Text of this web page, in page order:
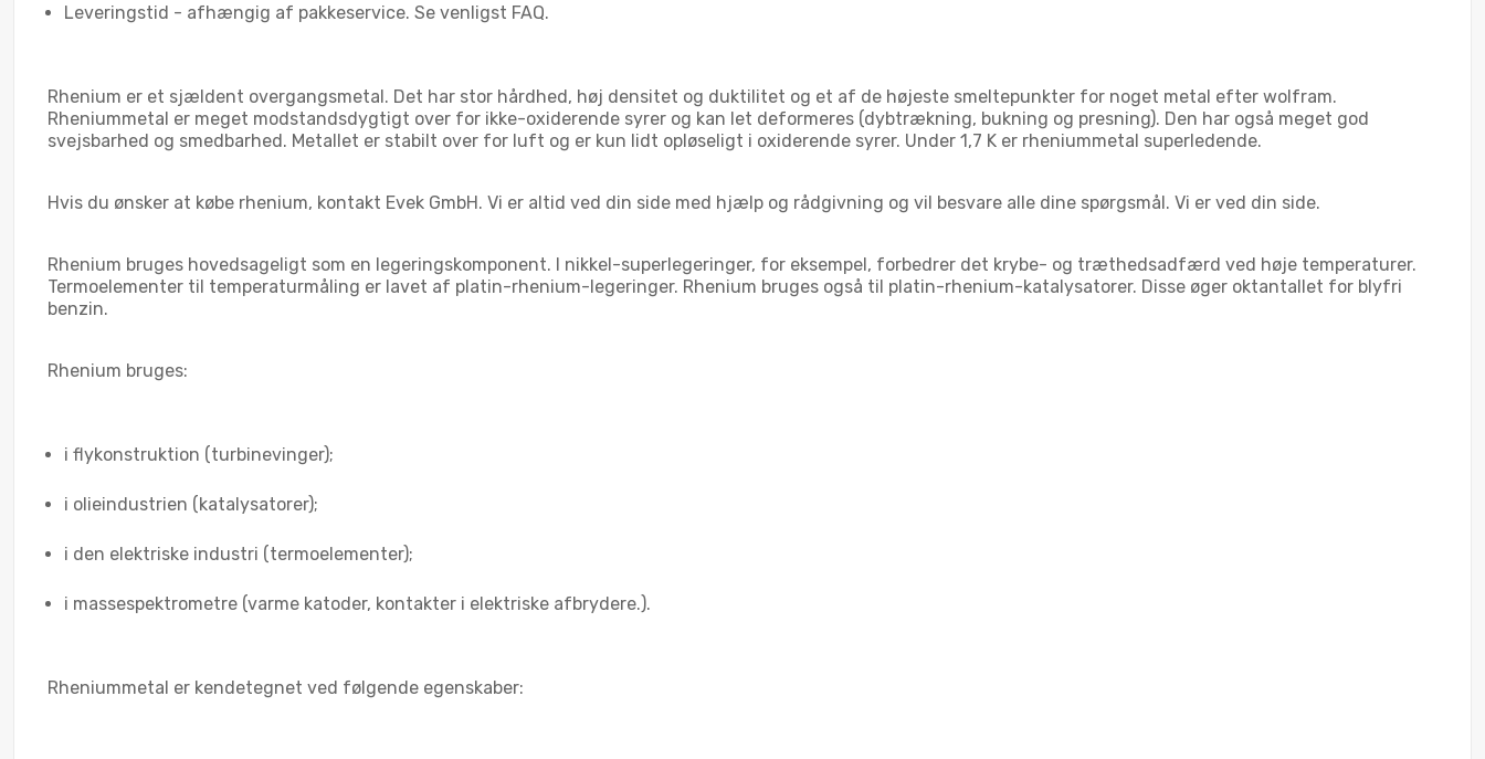
Leveringstid - afhængig af pakkeservice. Se venligst FAQ.
Rhenium er et sjældent overgangsmetal. Det har stor hårdhed, høj densitet og duktilitet og et af de højeste smeltepunkter for noget metal efter wolfram.
Rheniummetal er meget modstandsdygtigt over for ikke-oxiderende syrer og kan let deformeres (dybtrækning, bukning og presning). Den har også meget god
svejsbarhed og smedbarhed. Metallet er stabilt over for luft og er kun lidt opløseligt i oxiderende syrer. Under 1,7 K er rheniummetal superledende.
Hvis du ønsker at købe rhenium, kontakt Evek GmbH. Vi er altid ved din side med hjælp og rådgivning og vil besvare alle dine spørgsmål. Vi er ved din side.
Rhenium bruges hovedsageligt som en legeringskomponent. I nikkel-superlegeringer, for eksempel, forbedrer det krybe- og træthedsadfærd ved høje temperaturer.
Termoelementer til temperaturmåling er lavet af platin-rhenium-legeringer. Rhenium bruges også til platin-rhenium-katalysatorer. Disse øger oktantallet for blyfri
benzin.
Rhenium bruges:
i flykonstruktion (turbinevinger);
i olieindustrien (katalysatorer);
i den elektriske industri (termoelementer);
i massespektrometre (varme katoder, kontakter i elektriske afbrydere.).
Rheniummetal er kendetegnet ved følgende egenskaber: